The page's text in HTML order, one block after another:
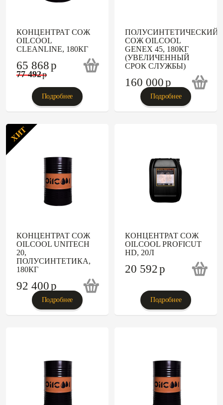
КОНЦЕНТРАТ СОЖ
OILCOOL
CLEANLINE, 180КГ
65 868p
77 492p
Подробнее
ПОЛУСИНТЕТИЧЕСКИЙ
СОЖ OILCOOL
GENEX 45, 180КГ
(УВЕЛИЧЕННЫЙ
СРОК СЛУЖБЫ)
160 000p
Подробнее
ХИТ
КОНЦЕНТРАТ СОЖ
OILCOOL UNITECH
20,
ПОЛУСИНТЕТИКА,
180КГ
92 400p
Подробнее
КОНЦЕНТРАТ СОЖ
OILCOOL PROFICUT
HD, 20Л
20 592p
Подробнее